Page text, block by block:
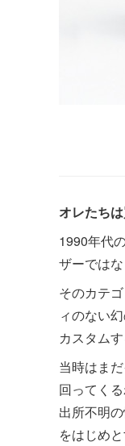
オレたち
1990年代
ザーではな
そのカテ
ィのない
カスタム
当時はま
回ってく
出所不明
をはじめ